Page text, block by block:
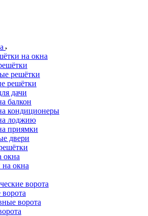
на окна
решётки
решётки
дачи
балкон
кондиционеры
лоджию
приямки
двери
окна
окна
ворота
ворота